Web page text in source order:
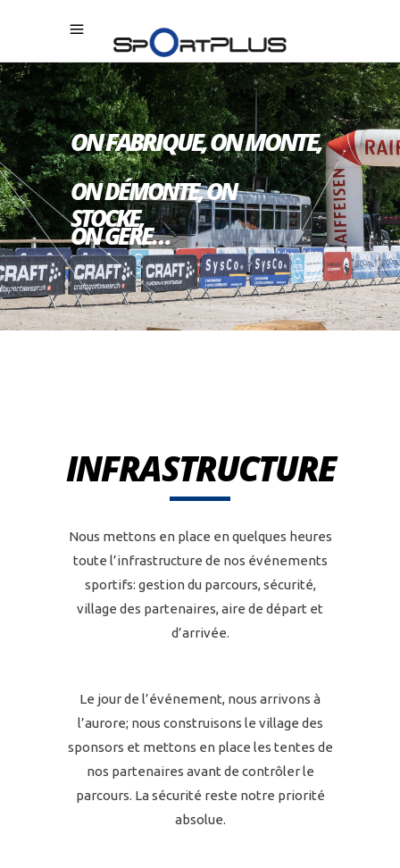
ON GÈRE…
ON DÉMONTE, ON
STOCKE,
ON FABRIQUE, ON MONTE,
INFRASTRUCTURE
Nous mettons en place en quelques heures
toute l’infrastructure de nos événements
sportifs: gestion du parcours, sécurité,
village des partenaires, aire de départ et
d’arrivée.
Le jour de l’événement, nous arrivons à
l’aurore; nous construisons le village des
sponsors et mettons en place les tentes de
nos partenaires avant de contrôler le
parcours. La sécurité reste notre priorité
absolue.